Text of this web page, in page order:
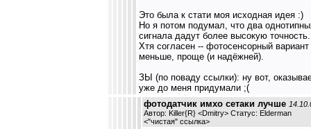
Это была к стати моя исходная идея :)
Но я потом подумал, что два
сигнала дадут более высокую точность.
Хтя согласен -- фотосенсорный вариант
меньше, проще (и надёжней).
ЗЫ (по поваду ссылки): ну вот,
уже до меня придумали ;(
фотодатчик имхо сетаки лучше
Автор: Killer{R} <Dmitry> Статус: Elderman
<"чистая" ссылка>